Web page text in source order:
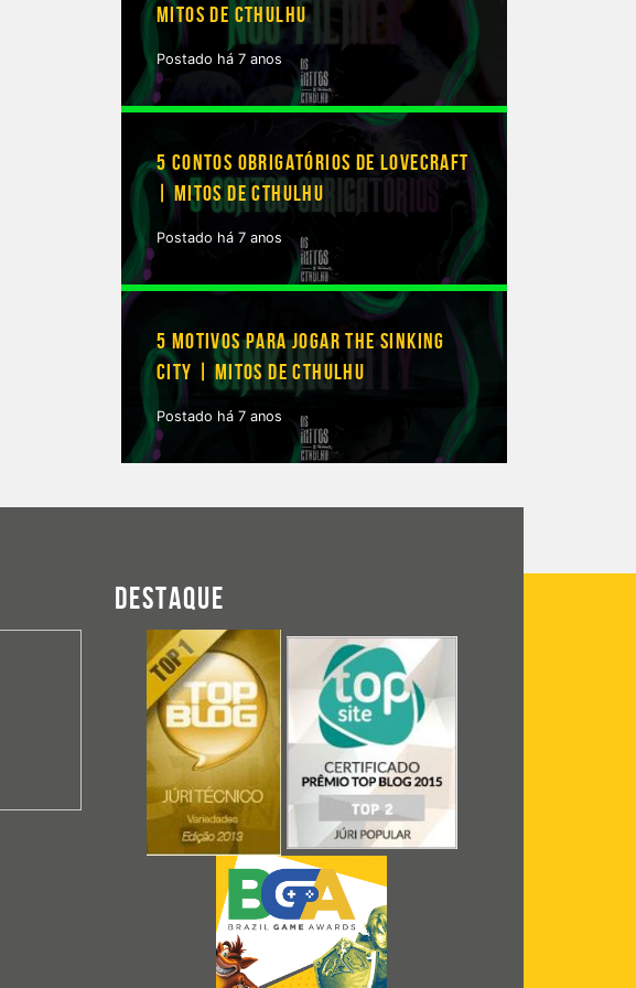
MITOS DE CTHULHU
Postado há 7 anos
5 CONTOS OBRIGATÓRIOS DE LOVECRAFT
| MITOS DE CTHULHU
Postado há 7 anos
5 MOTIVOS PARA JOGAR THE SINKING
CITY | MITOS DE CTHULHU
Postado há 7 anos
DESTAQUE